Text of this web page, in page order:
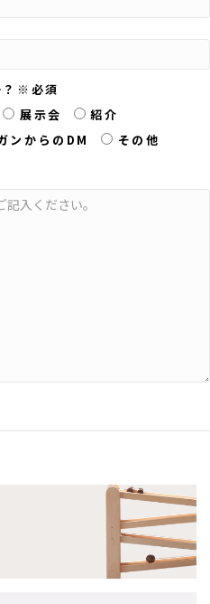
※必須
展示会
紹介
ンからのDM
その他